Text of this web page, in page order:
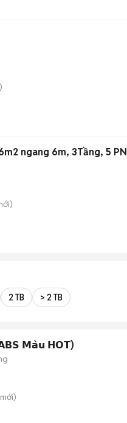
ngang 6m, 3Tầng, 5 PN
2 TB > 2 TB
𝗔𝗕𝗦 𝗠𝗮̀𝘂 𝗛𝗢𝗧)
mới)